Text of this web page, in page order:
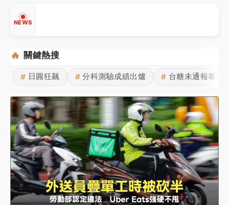
NEWS
中信慈善基金會想增加董事人數！辜仲諒向法院聲請遭
駁 理由曝光
周六起展出延長至晚上7時
台東農業處長涉圖利渡假村！東檢抗告成功 今重開羈
父親節泡湯了！中颱白海豚雨彈轟3天 「紅到發紫」降
雨熱區曝
女律師陳昱瑄詐慈濟10億！黃金158kg遭查扣畫面曝光
暑假過三周才推「E宿新北打卡趣」！抽獎程序複雜 觀
旅局回應了
▲
🔥 關鍵熱搜
# 日圓狂飆 # 分科測驗成績出爐 # 台糖未通報毒油